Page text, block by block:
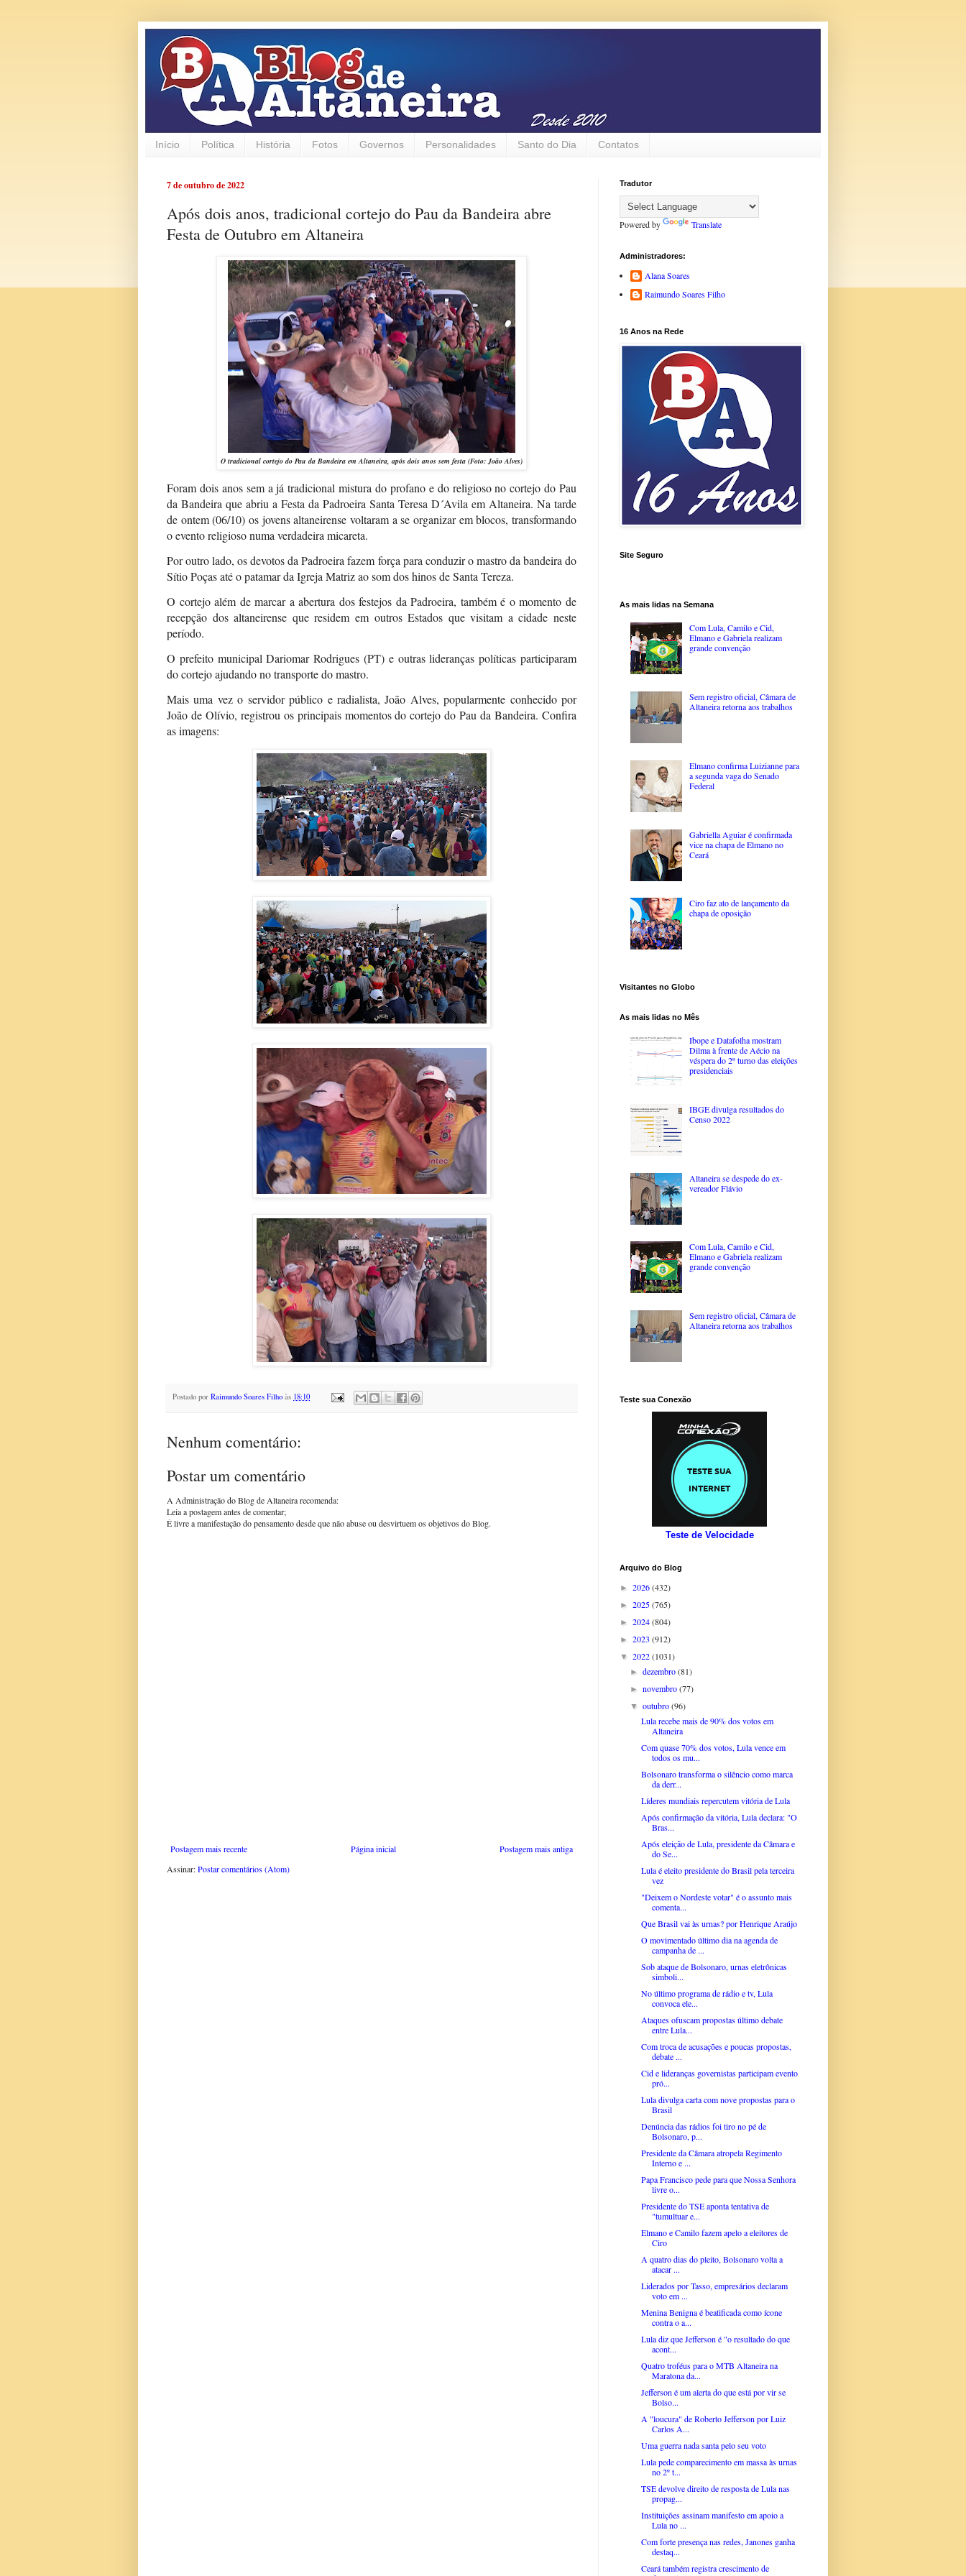
Início Política História Fotos Governos Personalidades Santo do Dia Contatos
7 de outubro de 2022
Após dois anos, tradicional cortejo do Pau da Bandeira abre
Festa de Outubro em Altaneira
O tradicional cortejo do Pau da Bandeira em Altaneira, após dois anos sem festa (Foto: João Alves)
Foram dois anos sem a já tradicional mistura do profano e do religioso no cortejo do Pau
da Bandeira que abriu a Festa da Padroeira Santa Teresa D´Avila em Altaneira. Na tarde
de ontem (06/10) os jovens altaneirense voltaram a se organizar em blocos, transformando
o evento religioso numa verdadeira micareta.
Por outro lado, os devotos da Padroeira fazem força para conduzir o mastro da bandeira do
Sítio Poças até o patamar da Igreja Matriz ao som dos hinos de Santa Tereza.
O cortejo além de marcar a abertura dos festejos da Padroeira, também é o momento de
recepção dos altaneirense que residem em outros Estados que visitam a cidade neste
período.
O prefeito municipal Dariomar Rodrigues (PT) e outras lideranças políticas participaram
do cortejo ajudando no transporte do mastro.
Mais uma vez o servidor público e radialista, João Alves, popularmente conhecido por
João de Olívio, registrou os principais momentos do cortejo do Pau da Bandeira. Confira
as imagens:
Postado por Raimundo Soares Filho às 18:10
Nenhum comentário:
Postar um comentário
A Administração do Blog de Altaneira recomenda:
Leia a postagem antes de comentar;
É livre a manifestação do pensamento desde que não abuse ou desvirtuem os objetivos do Blog.
Postagem mais recente Postagem mais antiga
Página inicial
Assinar:Postar comentários (Atom)
Tradutor
Powered by Translate
Administradores:
Alana Soares
Raimundo Soares Filho
16 Anos na Rede
Site Seguro
As mais lidas na Semana
Com Lula, Camilo e Cid,
Elmano e Gabriela realizam
grande convenção
Sem registro oficial, Câmara de
Altaneira retorna aos trabalhos
Elmano confirma Luizianne para
a segunda vaga do Senado
Federal
Gabriella Aguiar é confirmada
vice na chapa de Elmano no
Ceará
Ciro faz ato de lançamento da
chapa de oposição
Visitantes no Globo
As mais lidas no Mês
Ibope e Datafolha mostram
Dilma à frente de Aécio na
véspera do 2º turno das eleições
presidenciais
IBGE divulga resultados do
Censo 2022
Altaneira se despede do ex-
vereador Flávio
Com Lula, Camilo e Cid,
Elmano e Gabriela realizam
grande convenção
Sem registro oficial, Câmara de
Altaneira retorna aos trabalhos
Teste sua Conexão
Teste de Velocidade
Arquivo do Blog
► 2026(432)
► 2025(765)
► 2024(804)
► 2023 (912)
▼ 2022(1031)
►dezembro(81)
►novembro(77)
▼outubro(96)
Lula recebe mais de 90% dos votos em
Altaneira
Com quase 70% dos votos, Lula vence em
todos os mu...
Bolsonaro transforma o silêncio como marca
da derr...
Líderes mundiais repercutem vitória de Lula
Após confirmação da vitória, Lula declara: "O
Bras...
Após eleição de Lula, presidente da Câmara e
do Se...
Lula é eleito presidente do Brasil pela terceira
vez
"Deixem o Nordeste votar" é o assunto mais
comenta...
Que Brasil vai às urnas? por Henrique Araújo
O movimentado último dia na agenda de
campanha de ...
Sob ataque de Bolsonaro, urnas eletrônicas
simboli...
No último programa de rádio e tv, Lula
convoca ele...
Ataques ofuscam propostas último debate
entre Lula...
Com troca de acusações e poucas propostas,
debate ...
Cid e lideranças governistas participam evento
pró...
Lula divulga carta com nove propostas para o
Brasil
Denúncia das rádios foi tiro no pé de
Bolsonaro, p...
Presidente da Câmara atropela Regimento
Interno e ...
Papa Francisco pede para que Nossa Senhora
livre o...
Presidente do TSE aponta tentativa de
"tumultuar e...
Elmano e Camilo fazem apelo a eleitores de
Ciro
A quatro dias do pleito, Bolsonaro volta a
atacar ...
Liderados por Tasso, empresários declaram
voto em ...
Menina Benigna é beatificada como ícone
contra o a...
Lula diz que Jefferson é "o resultado do que
acont...
Quatro troféus para o MTB Altaneira na
Maratona da...
Jefferson é um alerta do que está por vir se
Bolso...
A "loucura" de Roberto Jefferson por Luiz
Carlos A...
Uma guerra nada santa pelo seu voto
Lula pede comparecimento em massa às urnas
no 2º t...
TSE devolve direito de resposta de Lula nas
propag...
Instituições assinam manifesto em apoio a
Lula no ...
Com forte presença nas redes, Janones ganha
destaq...
Ceará também registra crescimento de